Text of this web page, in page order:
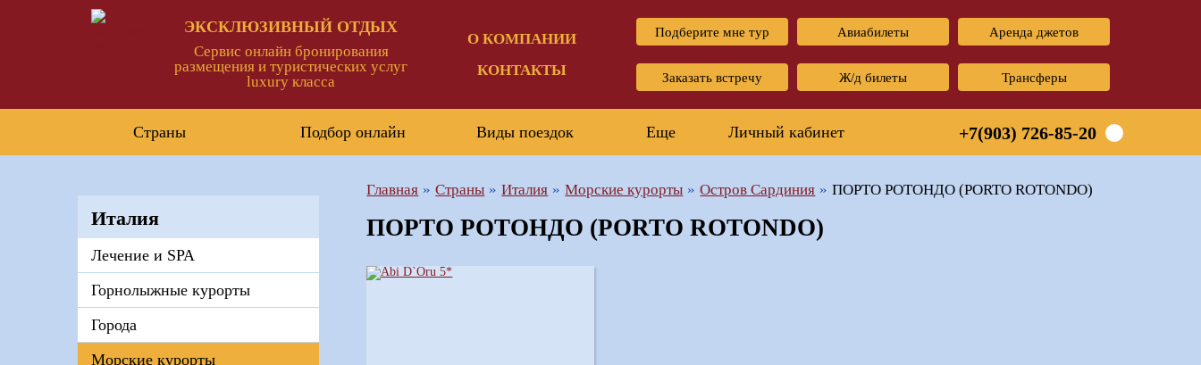
ЭКСКЛЮЗИВНЫЙ ОТДЫХ
Сервис онлайн бронирования
размещения и туристических услуг
luxury класса
О КОМПАНИИ
КОНТАКТЫ
Подберите мне тур Авиабилеты Аренда джетов
Заказать встречу Ж/д билеты Трансферы
Страны Подбор онлайн Виды поездок Еще Личный кабинет +7(903) 726-85-20
Главная Страны Италия Морские курорты Остров Сардиния ПОРТО РОТОНДО (PORTO ROTONDO)
ПОРТО РОТОНДО (PORTO ROTONDO)
Италия
Лечение и SPA
Горнолыжные курорты
Города
Морские курорты